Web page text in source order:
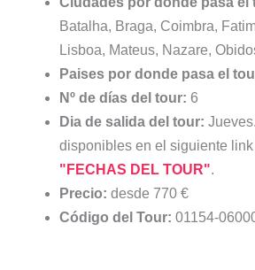
Batalha, Braga, Coimbra,
Lisboa, Mateus, Nazare,
Paises por donde pasa el
Nº de días del tour: 6
Dia de salida del tour:
disponibles en el siguiente
"FECHAS DEL TOUR".
Precio: desde 770 €
Código del Tour: 01154-